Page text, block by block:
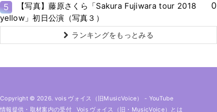
5
【写真】藤原さくら「Sakura Fujiwara tour 2018
yellow」初日公演（写真３）
0
ランキングをもっとみる
Copyright © 2026. vois ヴォイス（旧MusicVoice） - YouTube
情報提供・取材案内の受付
Vois ヴォイス（旧・MusicVoice）とは